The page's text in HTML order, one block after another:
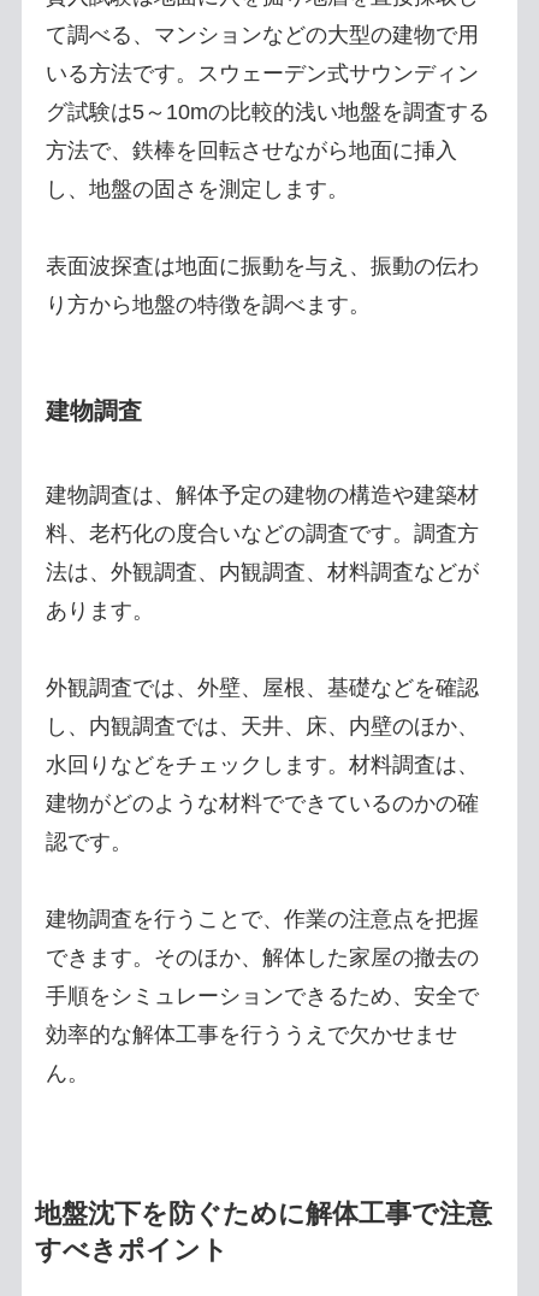
て調べる、マンションなどの大型の建物で用
いる方法です。スウェーデン式サウンディン
グ試験は5～10mの比較的浅い地盤を調査する
方法で、鉄棒を回転させながら地面に挿入
し、地盤の固さを測定します。
表面波探査は地面に振動を与え、振動の伝わ
り方から地盤の特徴を調べます。
建物調査
建物調査は、解体予定の建物の構造や建築材
料、老朽化の度合いなどの調査です。調査方
法は、外観調査、内観調査、材料調査などが
あります。
外観調査では、外壁、屋根、基礎などを確認
し、内観調査では、天井、床、内壁のほか、
水回りなどをチェックします。材料調査は、
建物がどのような材料でできているのかの確
認です。
建物調査を行うことで、作業の注意点を把握
できます。そのほか、解体した家屋の撤去の
手順をシミュレーションできるため、安全で
効率的な解体工事を行ううえで欠かせませ
ん。
地盤沈下を防ぐために解体工事で注意
すべきポイント